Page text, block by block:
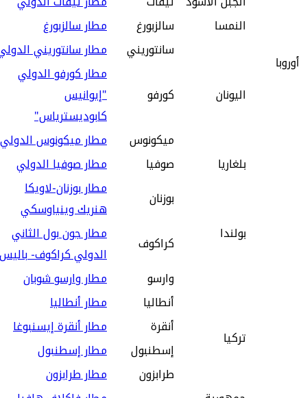
أوروبا
النمسا
سالزبورغ مطار سالزبورغ
اليونان
سانتوريني مطار سانتوريني
كورفو
مطار كورفو الدولي
"إيوانيس
كابوديسترياس"
ميكونوس
مطار ميكونوس الدولي
بلغاريا
صوفيا مطار صوفيا الدولي
بولندا
بوزنان
مطار بوزنان-لاويكا
هنريك وينياوسكي
كراكوف
مطار جون بول الثاني
الدولي كراكوف- باليس
وارسو
مطار وارسو شوبان
تركيا
أنطاليا
مطار أنطاليا
أنقرة
مطار أنقرة إيسنبوغا
إسطنبول
مطار إسطنبول
طرابزون
مطار طرابزون